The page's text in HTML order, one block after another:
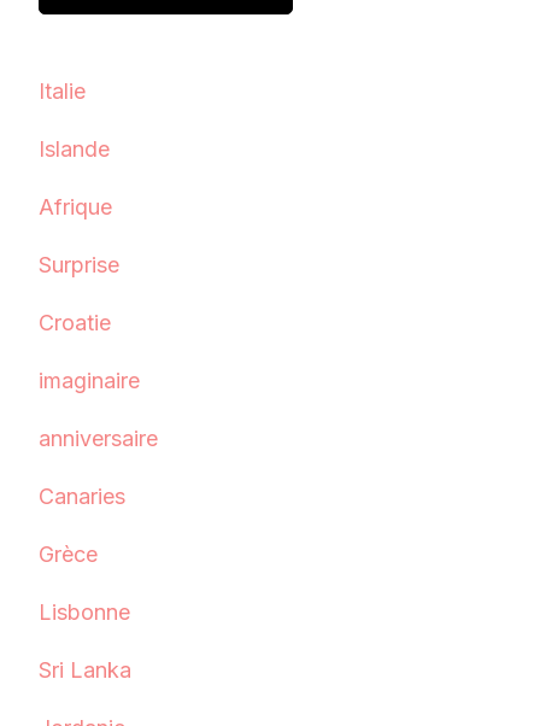
Italie
Islande
Afrique
Surprise
Croatie
imaginaire
anniversaire
Canaries
Grèce
Lisbonne
Sri Lanka